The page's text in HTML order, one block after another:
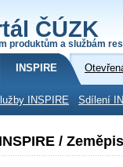
ČÚZK
produktům a službám
INSPIRE
INSPIRE Sdílení
/